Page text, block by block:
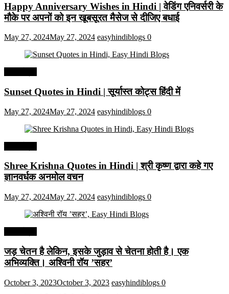
Happy Anniversary Wishes in Hindi | वेडिंग एनिवर्सरी के
मौके पर अपनों को इन खूबसूरत मैसेज से दीजिए बधाई
May 27, 2024May 27, 2024 easyhindiblogs 0
Sunset Quotes in Hindi | सूर्यास्त कोट्स हिंदी में
May 27, 2024May 27, 2024 easyhindiblogs 0
Shree Krishna Quotes in Hindi | श्री कृष्ण द्वारा कहे गए
ज्ञानवर्धक अनमोल वचन
May 27, 2024May 27, 2024 easyhindiblogs 0
जड़ चेतन है लेकिन, इसके जुड़ाव से चेतना होती है। एक
अभिव्यक्ति। अश्विनी रॉय ’सहर’
October 3, 2023October 3, 2023 easyhindiblogs 0